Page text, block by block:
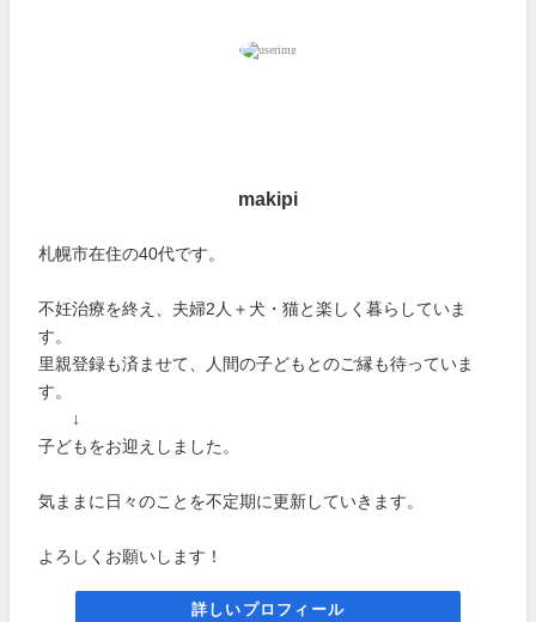
makipi
札幌市在住の40代です。
不妊治療を終え、夫婦2人＋犬・猫と楽しく暮らしていま
す。
里親登録も済ませて、人間の子どもとのご縁も待っていま
す。
↓
子どもをお迎えしました。
気ままに日々のことを不定期に更新していきます。
よろしくお願いします！
詳しいプロフィール